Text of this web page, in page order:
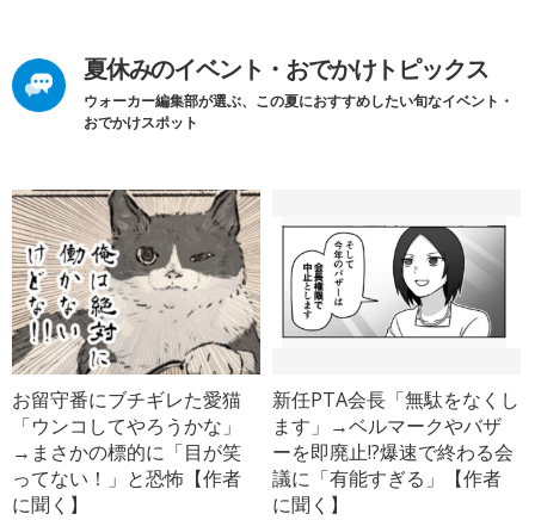
夏休みのイベント・おでかけトピックス
ウォーカー編集部が選ぶ、この夏におすすめしたい旬なイベント・
おでかけスポット
お留守番にブチギレた愛猫
「ウンコしてやろうかな」
→まさかの標的に「目が笑
ってない！」と恐怖【作者
に聞く】
新任PTA会長「無駄をなくし
ます」→ベルマークやバザ
ーを即廃止!?爆速で終わる会
議に「有能すぎる」【作者
に聞く】